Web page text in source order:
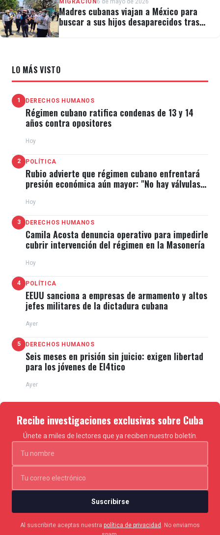
Madres cubanas viajan a México para
buscar a sus hijos desaparecidos tras
LO MÁS VISTO
1 DERECHOS HUMANOS
Régimen cubano ratifica condenas de 13 y 14
años contra opositores
Hoy
2 POLÍTICA
Rubio advierte que régimen cubano enfrentará
presión económica aún mayor: "No hay válvulas
Hoy
3 DERECHOS HUMANOS
Camila Acosta denuncia operativo para impedirle
cubrir intervención del régimen en la Masonería
Hoy
4 POLÍTICA
EEUU sanciona a empresas de armamento y altos
jefes militares de la dictadura cubana
Ayer
5 DERECHOS HUMANOS
Seis meses en prisión sin juicio: exigen libertad
para los jóvenes de El4tico
Ayer
Recibe investigaciones exclusivas sobre Cuba
Únete a miles de lectores que ya reciben nuestro boletín.
Suscribirse
Al suscribirte aceptas nuestra política de privacidad
. No enviamos